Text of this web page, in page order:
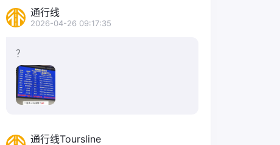
通行线
2026-04-26 09:17:35
？
通行线Toursline